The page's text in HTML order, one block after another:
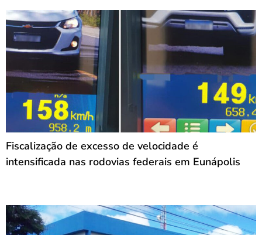
Fiscalização de excesso de velocidade é
intensificada nas rodovias federais em Eunápolis